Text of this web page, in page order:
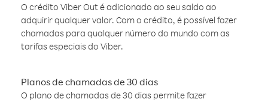
O crédito Viber Out é adicionado ao seu saldo ao
adquirir qualquer valor. Com o crédito, é possível fazer
chamadas para qualquer número do mundo com as
tarifas especiais do Viber.
Planos de chamadas de 30 dias
O plano de chamadas de 30 dias permite fazer